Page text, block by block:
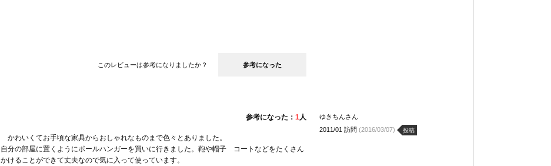
このレビューは参考になりましたか？ 参考になった
参考になった： 1人
かわいくてお手頃な家具からおしゃれなものまで色々とありました。
自分の部屋に置くようにポールハンガーを買いに行きました。鞄や帽子 コートなどをたくさん
かけることができて丈夫なので気に入って使っています。
ゆきちんさん
2011/01 訪問 (2016/03/07) 投稿